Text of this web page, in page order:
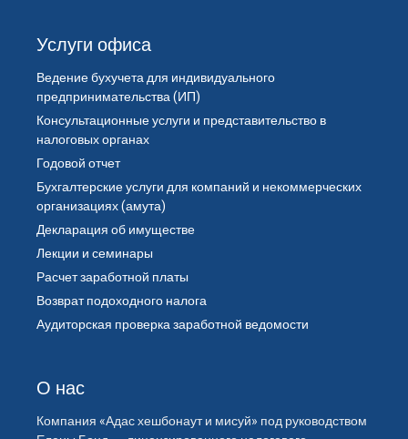
Услуги офиса
Ведение бухучета для индивидуального
предпринимательства (ИП)
Консультационные услуги и представительство в
налоговых органах
Годовой отчет
Бухгалтерские услуги для компаний и некоммерческих
организациях (амута)
Декларация об имуществе
Лекции и семинары
Расчет заработной платы
Возврат подоходного налога
Аудиторская проверка заработной ведомости
О нас
Компания «Адас хешбонаут и мисуй» под руководством